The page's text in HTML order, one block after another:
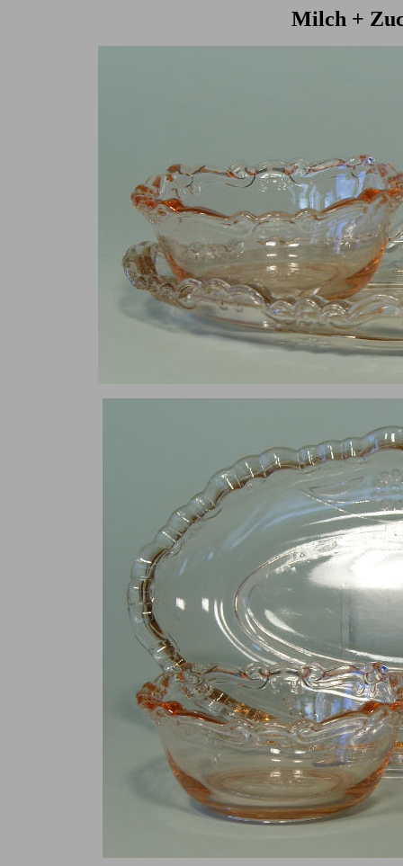
Milch +